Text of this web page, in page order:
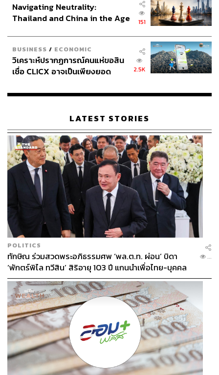
Navigating Neutrality:
Thailand and China in the Age
151
BUSINESS / ECONOMIC
วิเคราะห์ปรากฏการณ์คนแห่ขอสิน
เชื่อ CLICX อาจเป็นเพียงยอด
เรือนไทยที่ถูกซุกไว้
2.5K
LATEST STORIES
POLITICS
ทักษิณ ร่วมสวดพระอภิธรรมศพ ‘พล.ต.ท. ผ่อน’ บิดา
‘พักตร์พิไล ทวีสิน’ สิริอายุ 103 ปี แกนนำเพื่อไทย-บุคคล
หลากวงการร่วมอาลัย
...